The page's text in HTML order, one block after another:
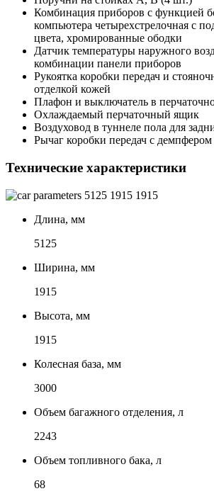
Комбинация приборов с функцией
компьютера четырехстрелочная с
цвета, хромированные ободки
Датчик температуры наружного
комбинации панели приборов
Рукоятка коробки передач и
отделкой кожей
Плафон и выключатель в
Охлаждаемый перчаточный ящик
Воздуховод в туннеле пола для
Рычаг коробки передач с демпфером
Технические характеристики
5125 1915 1915
Длина, мм
5125
Ширина, мм
1915
Высота, мм
1915
Колесная база, мм
3000
Объем багажного отделения, л
2243
Объем топливного бака, л
68